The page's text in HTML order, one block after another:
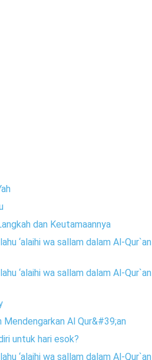
dan Keutamaannya
‘alaihi wa sallam dalam Al-Qur`an
‘alaihi wa sallam dalam Al-Qur`an
Mendengarkan Al Qur&#39;an
untuk hari esok?
‘alaihi wa sallam dalam Al-Qur`an